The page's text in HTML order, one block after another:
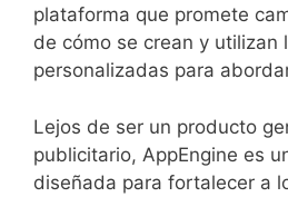
plataforma que promete
de cómo se crean y utilizan
personalizadas para
Lejos de ser un producto
publicitario, AppEngine es
diseñada para fortalecer a